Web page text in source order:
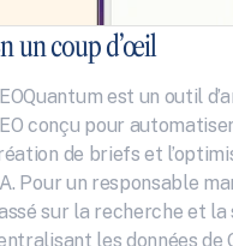
un coup d’œil
est un outil
conçu pour
de briefs et
Pour un responsable
sur la recherche et
les données de